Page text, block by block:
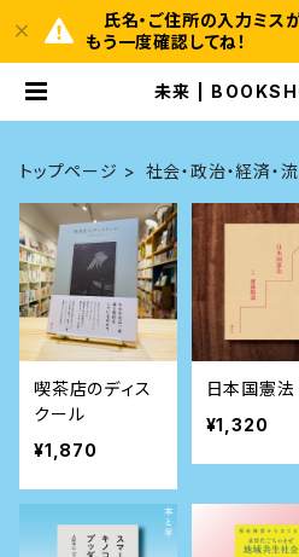
氏名・ご住所の入力ミス
もう一度確認してね！
未来 |
トップページ 社会・政治・経済・
喫茶店のディス
クール
¥1,870
日本国憲法
¥1,320